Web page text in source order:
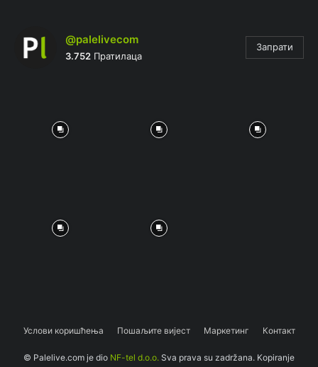
@palelivecom
3.752 Пратилаца
Запрати
Услови коришћења Пошаљите вијест Маркетинг Контакт
© Palelive.com je dio NF-tel d.o.o. Sva prava su zadržana. Kopiranje